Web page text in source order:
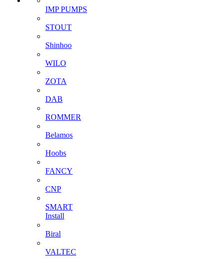
IMP PUMPS
STOUT
Shinhoo
WILO
ZOTA
DAB
ROMMER
Belamos
Hoobs
FANCY
CNP
SMART
Install
Biral
VALTEC